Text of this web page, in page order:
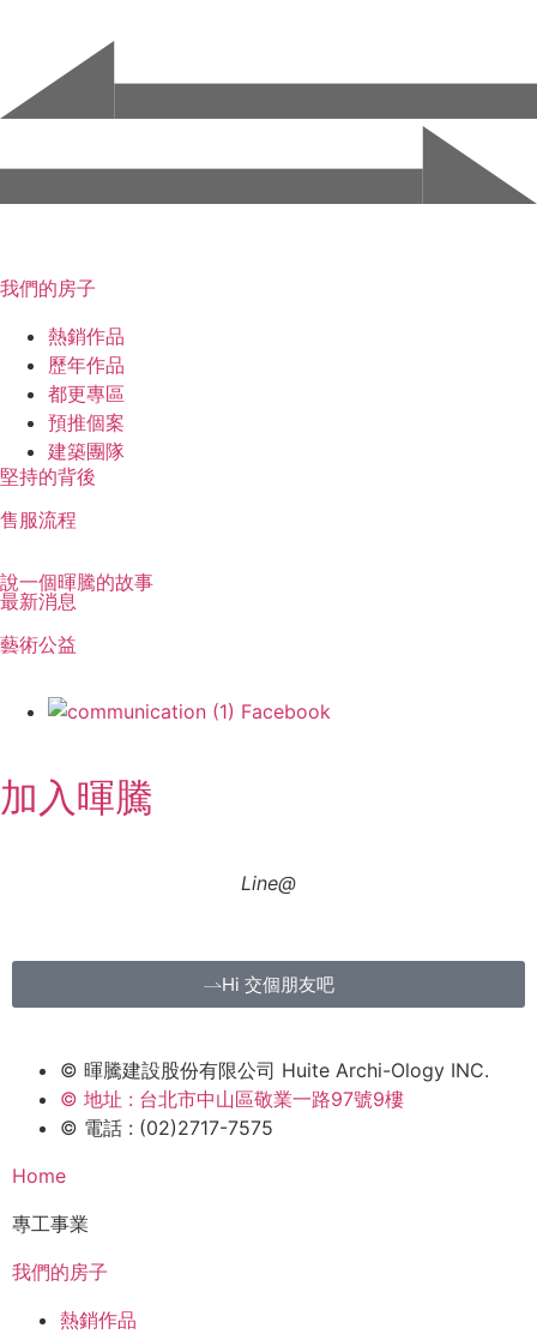
我們的房子
熱銷作品
歷年作品
都更專區
預推個案
建築團隊
堅持的背後
售服流程
說一個暉騰的故事
最新消息
藝術公益
Facebook
加入暉騰
Line@
Hi 交個朋友吧
© 暉騰建設股份有限公司 Huite Archi-Ology INC.
© 地址 : 台北市中山區敬業一路97號9樓
© 電話 : (02)2717-7575
Home
專工事業
我們的房子
熱銷作品